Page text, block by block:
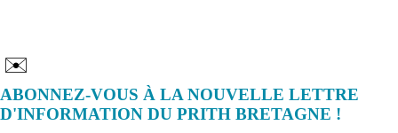
✉️
ABONNEZ-VOUS À LA NOUVELLE LETTRE
D'INFORMATION DU PRITH BRETAGNE !